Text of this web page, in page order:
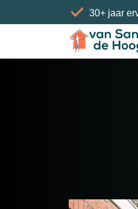
30+ jaar
Home»